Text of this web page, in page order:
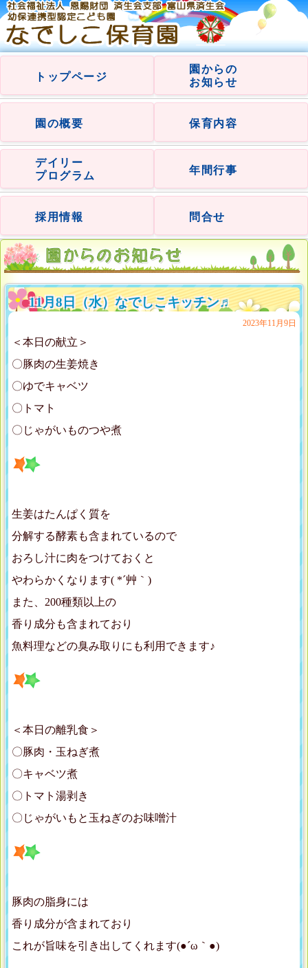
トップページ
園からの
お知らせ
園の概要 保育内容
デイリー
プログラム
年間行事
採用情報 問合せ
11月8日（水）なでしこキッチン♬
2023年11月9日
＜本日の献立＞
〇豚肉の生姜焼き
〇ゆでキャベツ
〇トマト
〇じゃがいものつや煮
生姜はたんぱく質を
分解する酵素も含まれているので
おろし汁に肉をつけておくと
やわらかくなります( *´艸｀)
また、200種類以上の
香り成分も含まれており
魚料理などの臭み取りにも利用できます♪
＜本日の離乳食＞
〇豚肉・玉ねぎ煮
〇キャベツ煮
〇トマト湯剥き
〇じゃがいもと玉ねぎのお味噌汁
豚肉の脂身には
香り成分が含まれており
これが旨味を引き出してくれます(●´ω｀●)